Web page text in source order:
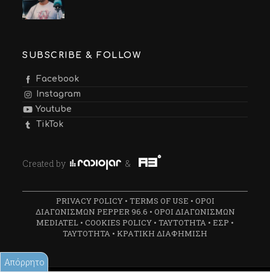
Απόρρητο
SUBSCRIBE & FOLLOW
Facebook
Instagram
Youtube
TikTok
Created by &
PRIVACY POLICY• TERMS OF USE • ΟΡΟΙ
ΔΙΑΓΩΝΙΣΜΩΝ PEPPER 96.6 • ΟΡΟΙ ΔΙΑΓΩΝΙΣΜΩΝ
MEDIATEL • COOKIES POLICY • ΤΑΥΤΟΤΗΤΑ • ΕΣΡ •
ΤΑΥΤΟΤΗΤΑ • ΚΡΑΤΙΚΗ ΔΙΑΦΗΜΙΣΗ